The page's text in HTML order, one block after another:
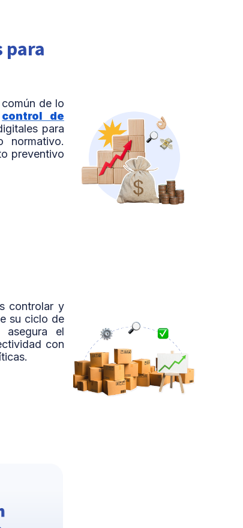
para
de lo
control de
para
normativo.
preventivo
controlar y
su ciclo de
el
con